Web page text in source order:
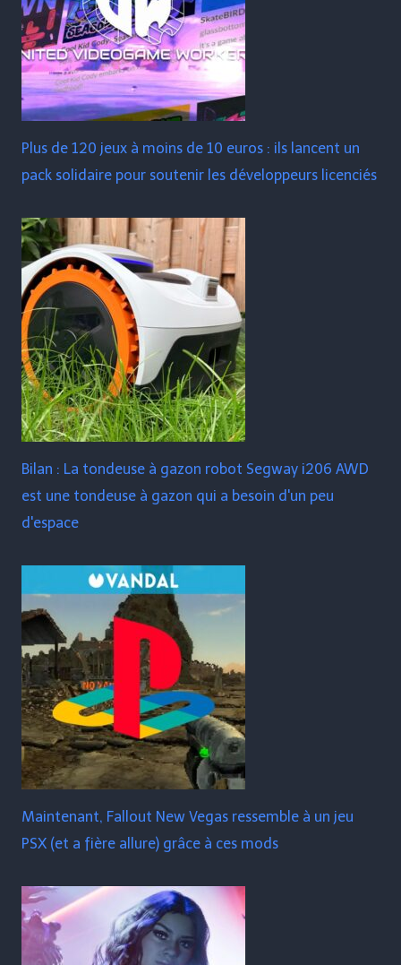
Plus de 120 jeux à moins de 10 euros : ils lancent un
pack solidaire pour soutenir les développeurs licenciés
Bilan : La tondeuse à gazon robot Segway i206 AWD
est une tondeuse à gazon qui a besoin d'un peu
d'espace
Maintenant, Fallout New Vegas ressemble à un jeu
PSX (et a fière allure) grâce à ces mods